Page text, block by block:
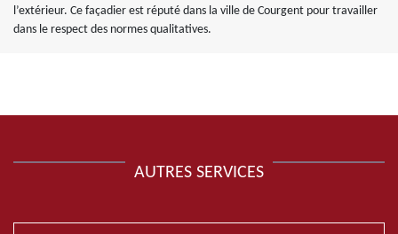
l’extérieur. Ce façadier est réputé dans la ville de Courgent pour travailler
dans le respect des normes qualitatives.
AUTRES SERVICES